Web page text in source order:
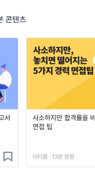
콘텐츠
서
사소하지만 합격률을
면접 팁
아티클 · 13분 분량